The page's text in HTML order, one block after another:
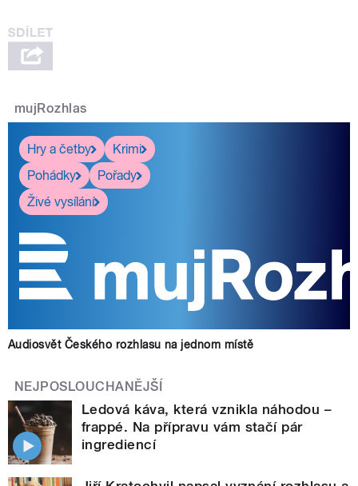
mujRozhlas
Hry a četby
Krimi
Pohádky
Pořady
Živé vysílání
Audiosvět Českého rozhlasu na jednom místě
NEJPOSLOUCHANĚJŠÍ
Ledová káva, která vznikla náhodou –
frappé. Na přípravu vám stačí pár
ingrediencí